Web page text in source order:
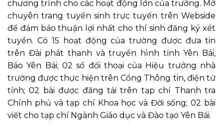
chương trình cho các hoạt động lớn của trường. Mở
chuyên trang tuyển sinh trực tuyến trên Webside
để đảm bảo thuận lợi nhất cho thí sinh đăng ký xét
tuyển. Có 15 hoạt động của trường được đưa tin
trên Đài phát thanh và truyền hình tỉnh Yên Bái,
Báo Yên Bái; 02 số đối thoại của Hiệu trưởng nhà
trường được thực hiện trên Cổng Thông tin, điện tử
tỉnh; 02 bài được đăng tải trên tạp chí Thanh tra
Chính phủ và tạp chí Khoa học và Đời sống; 02 bài
viết cho tạp chí Ngành Giáo dục và Đào tạo Yên Bái.